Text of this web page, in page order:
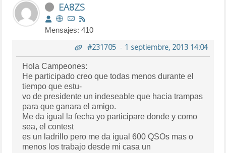
EA8ZS
Mensajes: 410
#231705- 1 septiembre, 2013 14:04
Hola Campeones:
He participado creo que todas menos durante el
tiempo que estu-
vo de presidente un indeseable que hacia trampas
para que ganara el amigo.
Me da igual la fecha yo participare donde y como
sea, el contest
es un ladrillo pero me da igual 600 QSOs mas o
menos los trabajo desde mi casa un